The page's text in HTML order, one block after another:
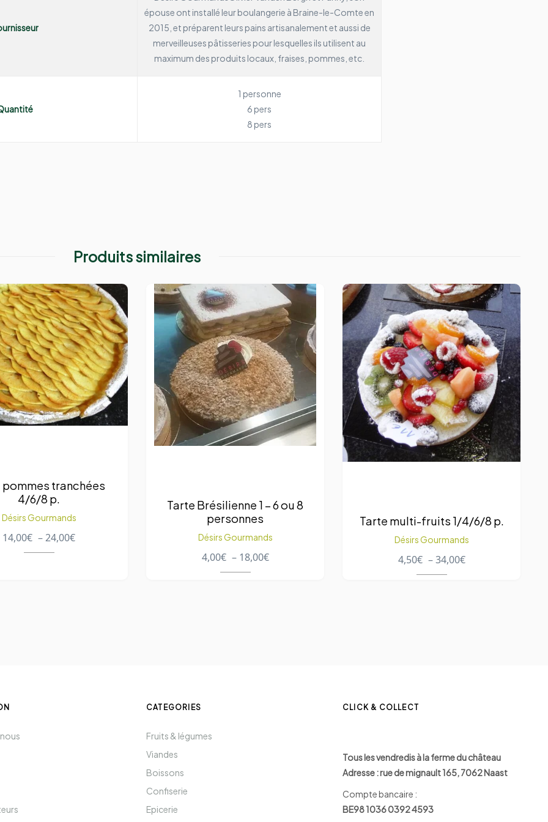
épouse ont installé leur boulangerie à Braine-le-Comte en
2015, et préparent leurs pains artisanalement et aussi de
merveilleuses pâtisseries pour lesquelles ils utilisent au
maximum des produits locaux, fraises, pommes, etc.
1 personne
6 pers
8 pers
Produits similaires
pommes tranchées
4/6/8 p.
Désirs Gourmands
14,00€ –24,00€
Tarte Brésilienne 1 – 6 ou 8
personnes
Désirs Gourmands
4,00€ – 18,00€
Tarte multi-fruits 1/4/6/8 p.
Désirs Gourmands
4,50€ –34,00€
CATEGORIES
Fruits & légumes
Viandes
Boissons
Confiserie
Epicerie
CLICK & COLLECT
Tous les vendredis à la ferme du château
Adresse : rue de mignault 165, 7062 Naast
Compte bancaire :
BE98 1036 0392 4593